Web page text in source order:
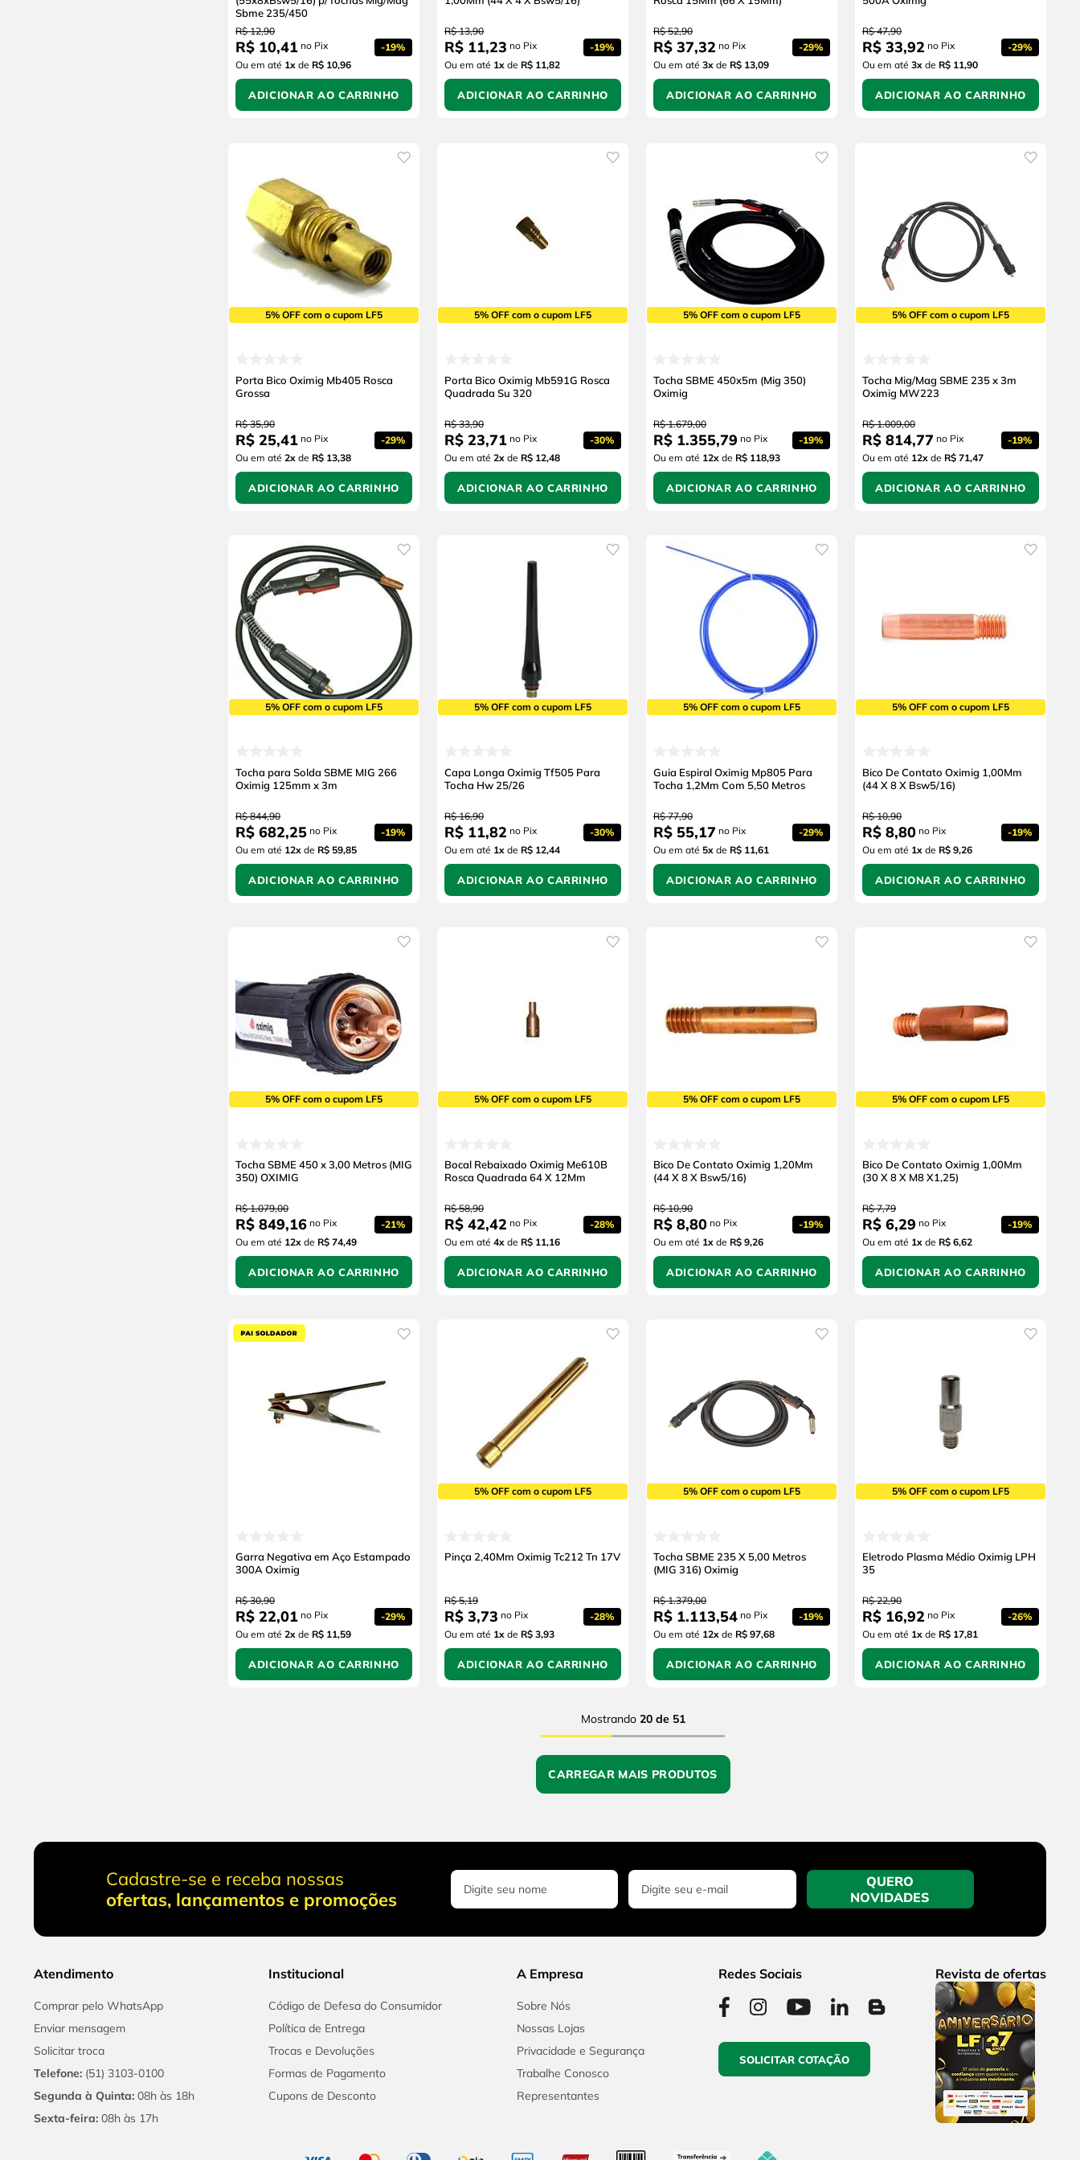
Sbme 235/450
R$ 12,90
R$ 10,41 no Pix -19%
Ou em até 1x de R$ 10,96
ADICIONAR AO CARRINHO
R$ 13,90
R$ 11,23 no Pix -19%
Ou em até 1x de R$ 11,82
ADICIONAR AO CARRINHO
R$ 52,90
R$ 37,32 no Pix -29%
Ou em até 3x de R$ 13,09
ADICIONAR AO CARRINHO
R$ 47,90
R$ 33,92 no Pix -29%
Ou em até 3x de R$ 11,90
ADICIONAR AO CARRINHO
5% OFF com o cupom LF5
Porta Bico Oximig Mb405 Rosca
Grossa
R$ 35,90
R$ 25,41 no Pix -29%
Ou em até 2x de R$ 13,38
ADICIONAR AO CARRINHO
5% OFF com o cupom LF5
Porta Bico Oximig Mb591G Rosca
Quadrada Su 320
R$ 33,90
R$ 23,71 no Pix -30%
Ou em até 2x de R$ 12,48
ADICIONAR AO CARRINHO
5% OFF com o cupom LF5
Tocha SBME 450x5m (Mig 350)
Oximig
R$ 1.679,00
R$ 1.355,79 no Pix -19%
Ou em até 12x de R$ 118,93
ADICIONAR AO CARRINHO
5% OFF com o cupom LF5
Tocha Mig/Mag SBME 235 x 3m
Oximig MW223
R$ 1.009,00
R$ 814,77 no Pix -19%
Ou em até 12x de R$ 71,47
ADICIONAR AO CARRINHO
5% OFF com o cupom LF5
Tocha para Solda SBME MIG 266
Oximig 125mm x 3m
R$ 844,90
R$ 682,25 no Pix -19%
Ou em até 12x de R$ 59,85
ADICIONAR AO CARRINHO
5% OFF com o cupom LF5
Capa Longa Oximig Tf505 Para
Tocha Hw 25/26
R$ 16,90
R$ 11,82 no Pix -30%
Ou em até 1x de R$ 12,44
ADICIONAR AO CARRINHO
5% OFF com o cupom LF5
Guia Espiral Oximig Mp805 Para
Tocha 1,2Mm Com 5,50 Metros
R$ 77,90
R$ 55,17 no Pix -29%
Ou em até 5x de R$ 11,61
ADICIONAR AO CARRINHO
5% OFF com o cupom LF5
Bico De Contato Oximig 1,00Mm
(44 X 8 X Bsw5/16)
R$ 10,90
R$ 8,80 no Pix -19%
Ou em até 1x de R$ 9,26
ADICIONAR AO CARRINHO
5% OFF com o cupom LF5
Tocha SBME 450 x 3,00 Metros (MIG
350) OXIMIG
R$ 1.079,00
R$ 849,16 no Pix -21%
Ou em até 12x de R$ 74,49
ADICIONAR AO CARRINHO
5% OFF com o cupom LF5
Bocal Rebaixado Oximig Me610B
Rosca Quadrada 64 X 12Mm
R$ 58,90
R$ 42,42 no Pix -28%
Ou em até 4x de R$ 11,16
ADICIONAR AO CARRINHO
5% OFF com o cupom LF5
Bico De Contato Oximig 1,20Mm
(44 X 8 X Bsw5/16)
R$ 10,90
R$ 8,80 no Pix -19%
Ou em até 1x de R$ 9,26
ADICIONAR AO CARRINHO
5% OFF com o cupom LF5
Bico De Contato Oximig 1,00Mm
(30 X 8 X M8 X1,25)
R$ 7,79
R$ 6,29 no Pix -19%
Ou em até 1x de R$ 6,62
ADICIONAR AO CARRINHO
Garra Negativa em Aço Estampado
300A Oximig
R$ 30,90
R$ 22,01 no Pix -29%
Ou em até 2x de R$ 11,59
ADICIONAR AO CARRINHO
5% OFF com o cupom LF5
Pinça 2,40Mm Oximig Tc212 Tn 17V
R$ 5,19
R$ 3,73 no Pix -28%
Ou em até 1x de R$ 3,93
ADICIONAR AO CARRINHO
5% OFF com o cupom LF5
Tocha SBME 235 X 5,00 Metros
(MIG 316) Oximig
R$ 1.379,00
R$ 1.113,54 no Pix -19%
Ou em até 12x de R$ 97,68
ADICIONAR AO CARRINHO
5% OFF com o cupom LF5
Eletrodo Plasma Médio Oximig LPH
35
R$ 22,90
R$ 16,92 no Pix -26%
Ou em até 1x de R$ 17,81
ADICIONAR AO CARRINHO
Mostrando 20 de 51
Cadastre-se e receba nossas
ofertas, lançamentos e promoções
QUERO
NOVIDADES
Atendimento
Comprar pelo WhatsApp
Enviar mensagem
Solicitar troca
Telefone: (51) 3103-0100
Segunda à Quinta: 08h às 18h
Sexta-feira: 08h às 17h
Institucional
Código de Defesa do Consumidor
Política de Entrega
Trocas e Devoluções
Formas de Pagamento
Cupons de Desconto
A Empresa
Sobre Nós
Nossas Lojas
Privacidade e Segurança
Trabalhe Conosco
Representantes
Redes Sociais
SOLICITAR COTAÇÃO
Revista de ofertas